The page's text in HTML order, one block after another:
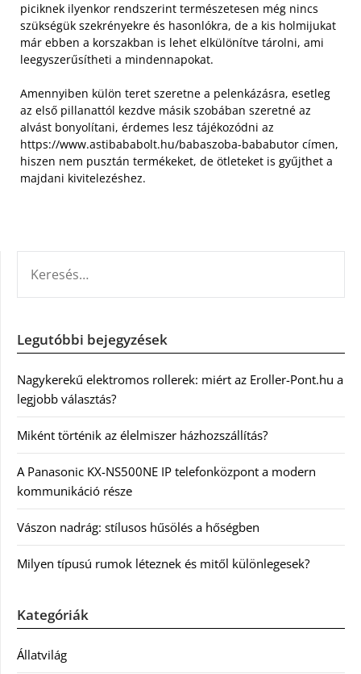
piciknek ilyenkor rendszerint természetesen még nincs
szükségük szekrényekre és hasonlókra, de a kis holmijukat
már ebben a korszakban is lehet elkülönítve tárolni, ami
leegyszerűsítheti a mindennapokat.
Amennyiben külön teret szeretne a pelenkázásra, esetleg
az első pillanattól kezdve másik szobában szeretné az
alvást bonyolítani, érdemes lesz tájékozódni az
https://www.astibababolt.hu/babaszoba-bababutor címen,
hiszen nem pusztán termékeket, de ötleteket is gyűjthet a
majdani kivitelezéshez.
Legutóbbi bejegyzések
Nagykerekű elektromos rollerek: miért az Eroller-Pont.hu a
legjobb választás?
Miként történik az élelmiszer házhozszállítás?
A Panasonic KX-NS500NE IP telefonközpont a modern
kommunikáció része
Vászon nadrág: stílusos hűsölés a hőségben
Milyen típusú rumok léteznek és mitől különlegesek?
Kategóriák
Állatvilág